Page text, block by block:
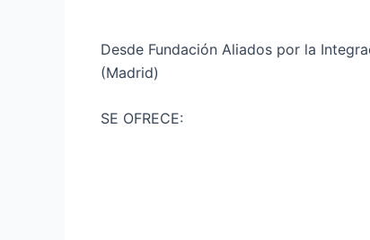
Desde Fundación Aliados por la
(Madrid)
SE OFRECE: